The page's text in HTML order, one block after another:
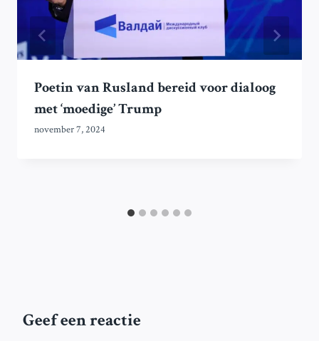
Poetin van Rusland bereid voor dialoog
met ‘moedige’ Trump
november 7, 2024
Geef een reactie